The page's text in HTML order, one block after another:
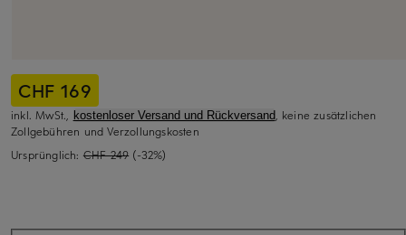
CHF 169
inkl. MwSt., kostenloser Versand und Rückversand, keine zusätzlichen
Zollgebühren und Verzollungskosten
Ursprünglich: CHF 249 (-32%)